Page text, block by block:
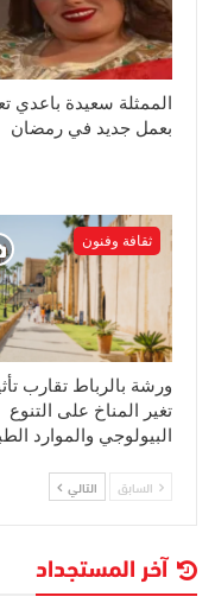
الممثلة سعيدة باعدي
بعمل جديد في رمضان
ثقافة وفنون
ورشة بالرباط تقارب
تغير المناخ على التنوع
البيولوجي والموارد
السابق التالي
آخر المستجداد